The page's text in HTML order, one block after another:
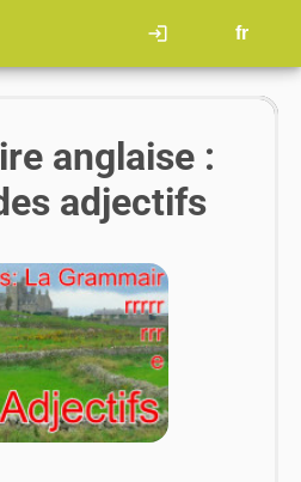
login fr
anglaise :
adjectifs